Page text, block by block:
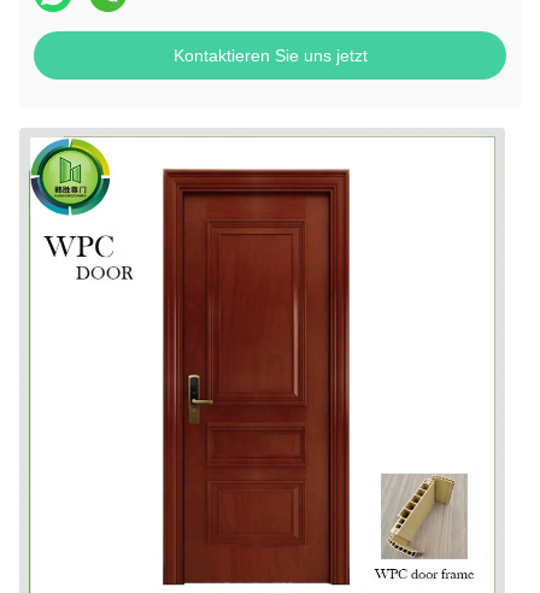
Kontaktieren Sie uns jetzt